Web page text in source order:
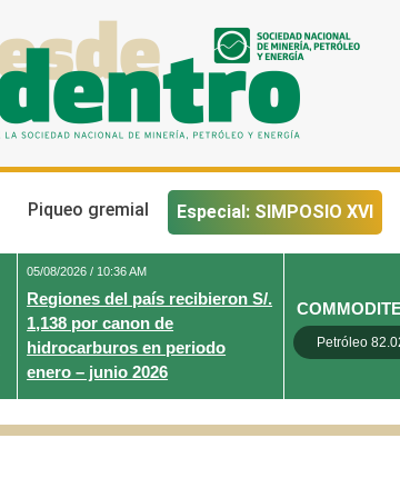
Piqueo gremial Especial: SIMPOSIO XVI
05/08/2026 / 10:36 AM
Regiones del país recibieron S/.
1,138 por canon de
hidrocarburos en periodo
enero – junio 2026
Petróleo